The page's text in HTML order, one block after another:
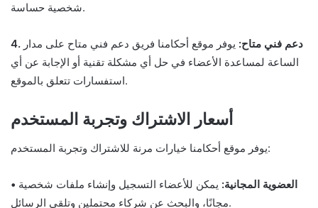
شخصية حساسة.
4. دعم فني متاح: يوفر موقع أحكامنا فريق دعم فني متاح على مدار
الساعة لمساعدة الأعضاء في حل أي مشكلة تقنية أو الإجابة عن أي
استفسارات تتعلق بالموقع.
أسعار الاشتراك وتجربة المستخدم
يوفر موقع أحكامنا خيارات مرنة للاشتراك وتجربة المستخدم:
• العضوية المجانية: يمكن للأعضاء التسجيل وإنشاء ملفات شخصية
مجانًا، والبحث عن شركاء محتملين وتلقي الرسائل.